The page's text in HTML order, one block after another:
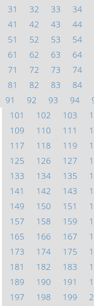
31
32 33 34
41
42 43 44
51
52 53 54
61
62 63 64
71
72 73 74
81
82 83 84
91
92 93 94
101
102 103
109
110 111
117
118 119
125
126 127
133
134 135
141
142 143
149
150 151
157
158 159
165
166 167
173
174 175
181
182 183
189
190 191
197
198 199